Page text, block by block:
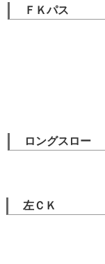
ＦＫパス
ロングスロー
左ＣＫ